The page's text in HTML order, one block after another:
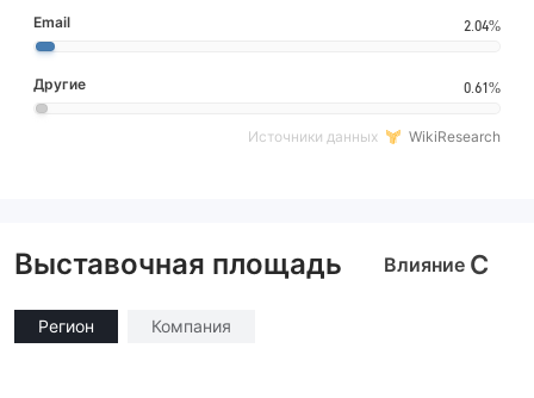
Email 2.04%
Другие 0.61%
Источники данных WikiResearch
Выставочная площадь Влияние C
Регион Компания